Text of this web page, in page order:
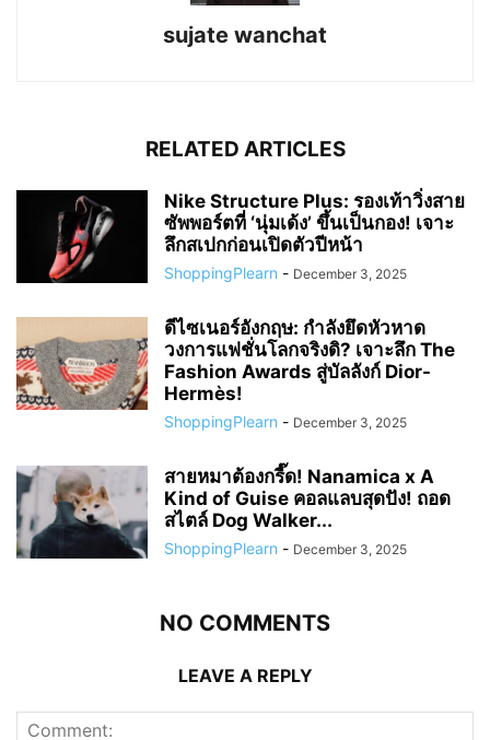
sujate wanchat
RELATED ARTICLES
Nike Structure Plus: รองเท้าวิ่งสาย
ซัพพอร์ตที่ ‘นุ่มเด้ง’ ขึ้นเป็นกอง! เจาะ
ลึกสเปกก่อนเปิดตัวปีหน้า
ShoppingPlearn - December 3, 2025
ดีไซเนอร์อังกฤษ: กำลังยึดหัวหาด
วงการแฟชั่นโลกจริงดิ? เจาะลึก The
Fashion Awards สู่บัลลังก์ Dior-
Hermès!
ShoppingPlearn - December 3, 2025
สายหมาต้องกรี๊ด! Nanamica x A
Kind of Guise คอลแลบสุดปัง! ถอด
สไตล์ Dog Walker...
ShoppingPlearn - December 3, 2025
NO COMMENTS
LEAVE A REPLY